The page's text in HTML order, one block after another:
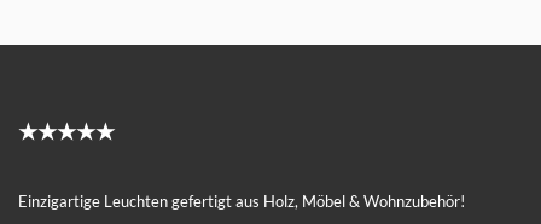
★★★★★
Einzigartige Leuchten gefertigt aus Holz, Möbel & Wohnzubehör!